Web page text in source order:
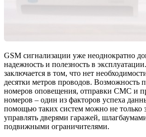
GSM сигнализации уже неоднократно
надежность и полезность в
заключается в том, что нет
десятки метров проводов. Возможность
номеров оповещения, отправки СМС и
номеров – один из факторов успеха
помощью таких систем можно не только
управлять дверями гаражей,
подвижными ограничителями.